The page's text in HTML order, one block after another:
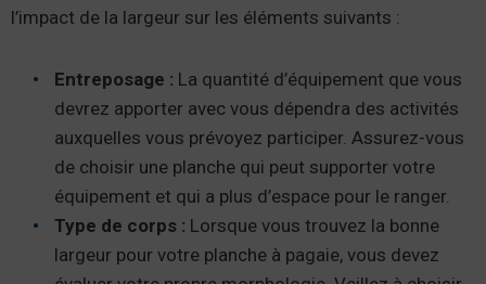
l’impact de la largeur sur les éléments suivants :
Entreposage : La quantité d’équipement que vous
devrez apporter avec vous dépendra des activités
auxquelles vous prévoyez participer. Assurez-vous
de choisir une planche qui peut supporter votre
équipement et qui a plus d’espace pour le ranger.
Type de corps : Lorsque vous trouvez la bonne
largeur pour votre planche à pagaie, vous devez